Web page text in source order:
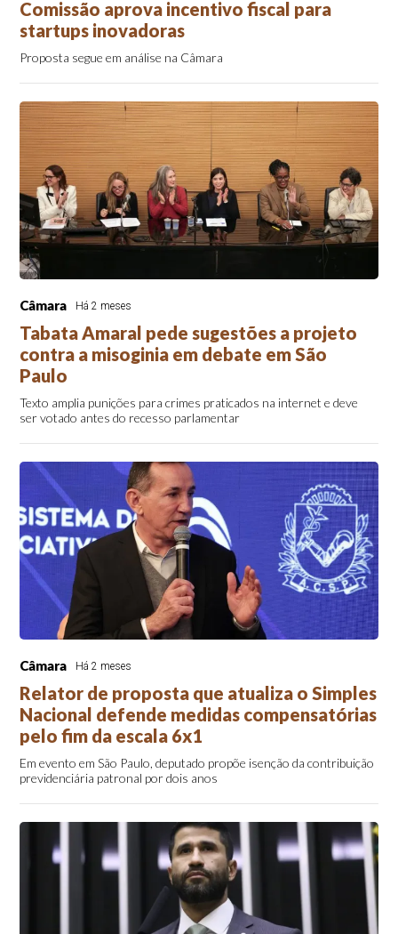
Comissão aprova incentivo fiscal para
startups inovadoras
Proposta segue em análise na Câmara
Câmara Há 2 meses
Tabata Amaral pede sugestões a projeto
contra a misoginia em debate em São
Paulo
Texto amplia punições para crimes praticados na internet e deve
ser votado antes do recesso parlamentar
Câmara Há 2 meses
Relator de proposta que atualiza o Simples
Nacional defende medidas compensatórias
pelo fim da escala 6x1
Em evento em São Paulo, deputado propõe isenção da contribuição
previdenciária patronal por dois anos